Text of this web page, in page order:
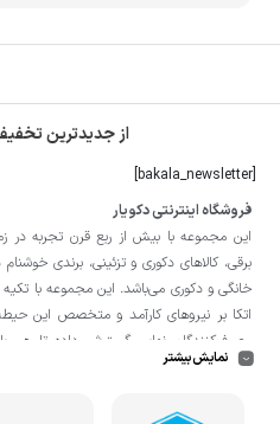
از جدیدترین
[bakala_newsletter]
فروشگاه اینترنتی دکویار
این مجموعه با بيش از ربع قرن تجربه در
برقی، کالاهای دکوری و تزئینی، برندی
خانگی و دکوری می‌باشد. این مجموعه با تكيه
اتکا بر نيروهای كارآمد و متخصص اين
مصرف‌كنندگان نهايی گسترش داده تا هم
خدماتی گسترده‌تر و كيفی‌تر در خدمت
کالا از انبار تنها در صورت ثبت سفارش
نمایش بیشتر